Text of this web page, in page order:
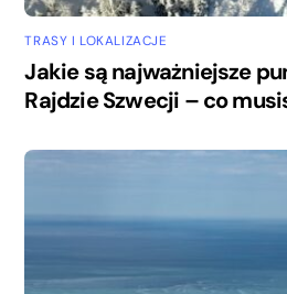
TRASY I LOKALIZACJE
Jakie są najważniejsze
Rajdzie Szwecji – co